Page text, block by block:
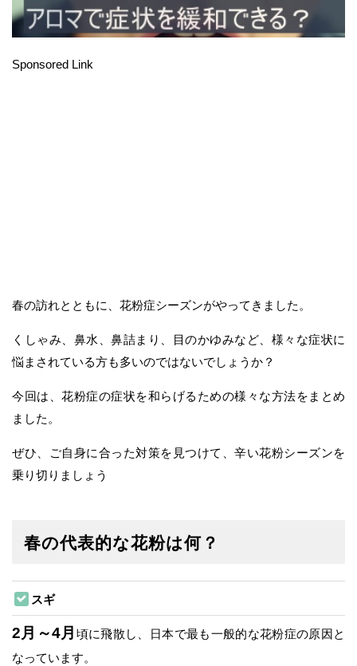
Sponsored Link
春の訪れとともに、花粉症シーズンがやってきました。
くしゃみ、鼻水、鼻詰まり、目のかゆみなど、様々な症状に
悩まされている方も多いのではないでしょうか？
今回は、花粉症の症状を和らげるための様々な方法をまとめ
ました。
ぜひ、ご自身に合った対策を見つけて、辛い花粉シーズンを
乗り切りましょう
春の代表的な花粉は何？
スギ
2月～4月 頃に飛散し、日本で最も一般的な花粉症の原因と
なっています。